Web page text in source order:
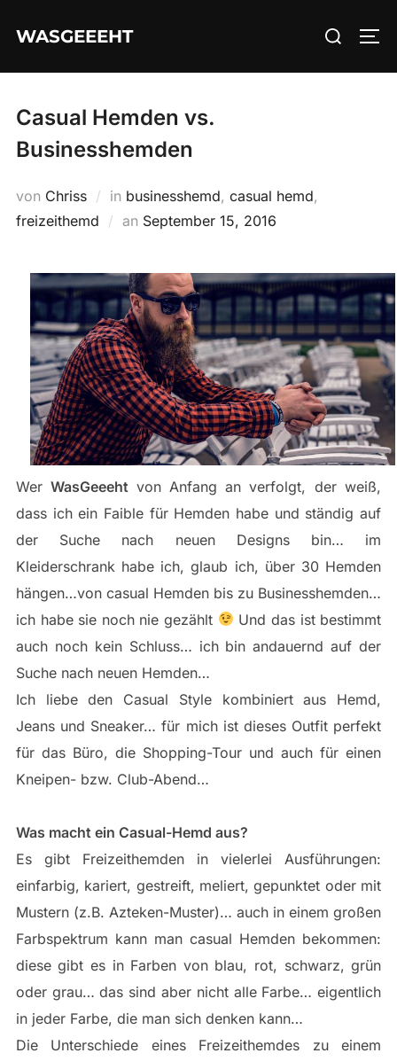
InhaltWASGEEEHT
Suchen
Casual Hemden vs.
Businesshemden
von Chriss in businesshemd, casual hemd,
freizeithemd
an Veröffentlicht
September 15, 2016
WerWasGeeeht von Anfang an verfolgt, der weiß,
dass ich ein Faible für Hemden habe und ständig auf
der Suche nach neuen Designs bin… im
Kleiderschrank habe ich, glaub ich, über 30 Hemden
hängen…von casual Hemden bis zu Businesshemden…
ich habe sie noch nie gezählt
Und das ist bestimmt
auch noch kein Schluss… ich bin andauernd auf der
Suche nach neuen Hemden…
Ich liebe den Casual Style kombiniert aus Hemd,
Jeans und Sneaker… für mich ist dieses Outfit perfekt
für das Büro, die Shopping-Tour und auch für einen
Kneipen- bzw. Club-Abend…
Was macht ein Casual-Hemd aus?
Es gibt Freizeithemden in vielerlei Ausführungen:
einfarbig, kariert, gestreift, meliert, gepunktet oder mit
Mustern (z.B. Azteken-Muster)… auch in einem großen
Farbspektrum kann man casual Hemden bekommen:
diese gibt es in Farben von blau, rot, schwarz, grün
oder grau… das sind aber nicht alle Farbe… eigentlich
in jeder Farbe, die man sich denken kann…
Die Unterschiede eines Freizeithemdes zu einem